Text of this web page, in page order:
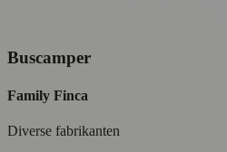
Buscamper
Family Finca
Diverse fabrikanten